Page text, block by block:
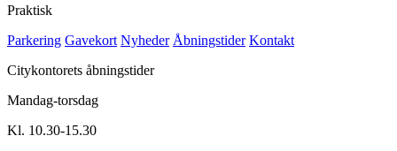
Praktisk
Parkering Gavekort Nyheder Åbningstider Kontakt
Citykontorets åbningstider
Mandag-torsdag
Kl. 10.30-15.30